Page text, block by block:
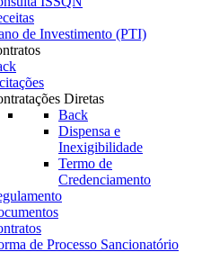
de Investimento (PTI)
Diretas
Back
Dispensa e
Inexigibilidade
Termo de
Credenciamento
de Processo Sancionatório